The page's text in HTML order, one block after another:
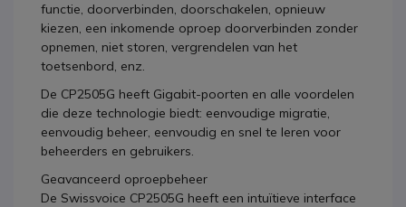
functie, doorverbinden, doorschakelen, opnieuw
kiezen, een inkomende oproep doorverbinden zonder
opnemen, niet storen, vergrendelen van het
toetsenbord, enz.
De CP2505G heeft Gigabit-poorten en alle voordelen
die deze technologie biedt: eenvoudige migratie,
eenvoudig beheer, eenvoudig en snel te leren voor
beheerders en gebruikers.
Geavanceerd oproepbeheer
De Swissvoice CP2505G heeft een intuïtieve interface